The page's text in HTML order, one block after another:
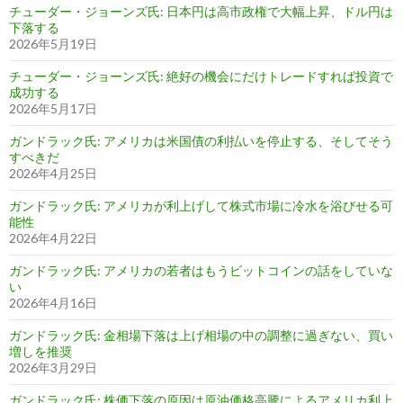
チューダー・ジョーンズ氏: 日本円は高市政権で大幅上昇、ドル円は
下落する
2026年5月19日
チューダー・ジョーンズ氏: 絶好の機会にだけトレードすれば投資で
成功する
2026年5月17日
ガンドラック氏: アメリカは米国債の利払いを停止する、そしてそう
すべきだ
2026年4月25日
ガンドラック氏: アメリカが利上げして株式市場に冷水を浴びせる可
能性
2026年4月22日
ガンドラック氏: アメリカの若者はもうビットコインの話をしていな
い
2026年4月16日
ガンドラック氏: 金相場下落は上げ相場の中の調整に過ぎない、買い
増しを推奨
2026年3月29日